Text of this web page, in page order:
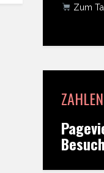
Zum